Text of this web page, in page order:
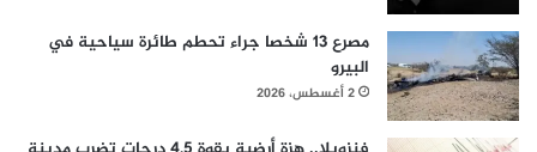
مصرع 13 شخصا جراء تحطم طائرة سياحية في
البيرو
2 أغسطس، 2026